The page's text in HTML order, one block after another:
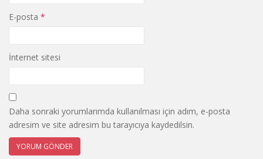
E-posta *
İnternet sitesi
Daha sonraki yorumlarımda kullanılması için adım, e-posta
adresim ve site adresim bu tarayıcıya kaydedilsin.